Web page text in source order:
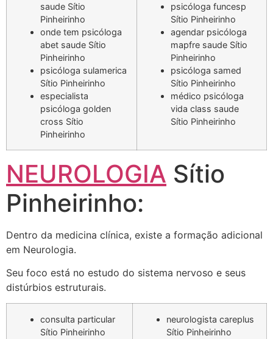
saude Sítio
Pinheirinho
onde tem psicóloga
abet saude Sítio
Pinheirinho
psicóloga sulamerica
Sítio Pinheirinho
especialista
psicóloga golden
cross Sítio
Pinheirinho
psicóloga funcesp
Sítio Pinheirinho
agendar psicóloga
mapfre saude Sítio
Pinheirinho
psicóloga samed
Sítio Pinheirinho
médico psicóloga
vida class saude
Sítio Pinheirinho
NEUROLOGIA Sítio
Pinheirinho:
Dentro da medicina clínica, existe a formação adicional
em Neurologia.
Seu foco está no estudo do sistema nervoso e seus
distúrbios estruturais.
consulta particular
Sítio Pinheirinho
neurologista careplus
Sítio Pinheirinho